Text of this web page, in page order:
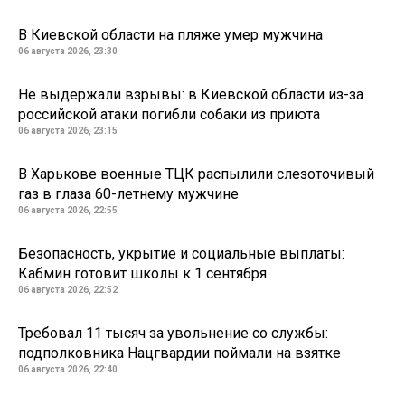
В Киевской области на пляже умер мужчина
06 августа 2026, 23:30
Не выдержали взрывы: в Киевской области из-за
российской атаки погибли собаки из приюта
06 августа 2026, 23:15
В Харькове военные ТЦК распылили слезоточивый
газ в глаза 60-летнему мужчине
06 августа 2026, 22:55
Безопасность, укрытие и социальные выплаты:
Кабмин готовит школы к 1 сентября
06 августа 2026, 22:52
Требовал 11 тысяч за увольнение со службы:
подполковника Нацгвардии поймали на взятке
06 августа 2026, 22:40